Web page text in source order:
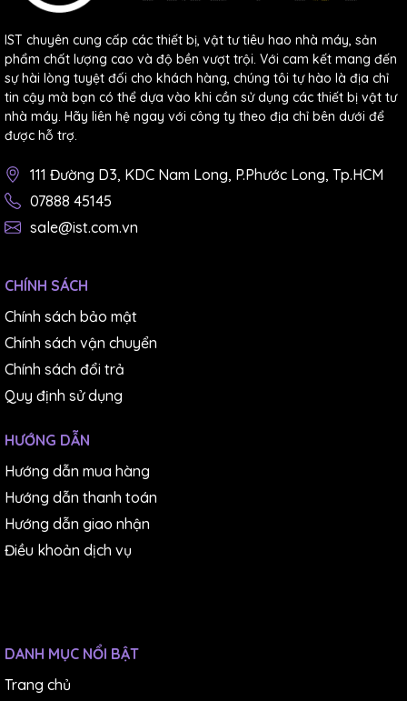
IST chuyên cung cấp các thiết bị, vật tư tiêu hao nhà máy, sản
phẩm chất lượng cao và độ bền vượt trội. Với cam kết mang đến
sự hài lòng tuyệt đối cho khách hàng, chúng tôi tự hào là địa chỉ
tin cậy mà bạn có thể dựa vào khi cần sử dụng các thiết bị vật tư
nhà máy. Hãy liên hệ ngay với công ty theo địa chỉ bên dưới để
được hỗ trợ.
111 Đường D3, KDC Nam Long, P.Phước Long, Tp.HCM
07888 45145
sale@ist.com.vn
CHÍNH SÁCH
Chính sách bảo mật
Chính sách vận chuyển
Chính sách đổi trả
Quy định sử dụng
HƯỚNG DẪN
Hướng dẫn mua hàng
Hướng dẫn thanh toán
Hướng dẫn giao nhận
Điều khoản dịch vụ
DANH MỤC NỔI BẬT
Trang chủ